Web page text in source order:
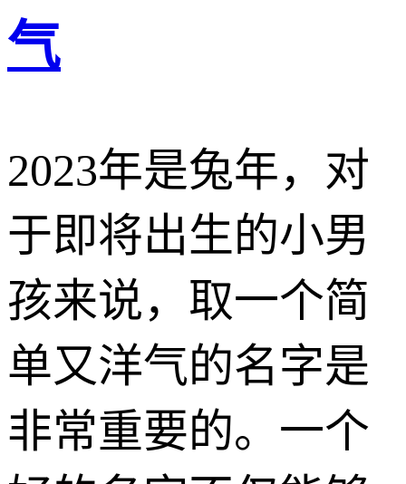
气
2023年是兔年，对
于即将出生的小男
孩来说，取一个简
单又洋气的名字是
非常重要的。一个